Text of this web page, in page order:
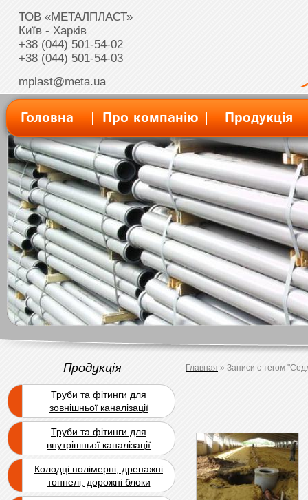
ТОВ «МЕТАЛПЛАСТ»
Київ - Харків
+38 (044) 501-54-02
+38 (044) 501-54-03
mplast@meta.ua
Головна Про компанію Продукція
Главная » Записи с тегом
Продукція
Труби та фітинги для
зовнішньої каналізації
Труби та фітинги для
внутрішньої каналізації
Колодці полімерні, дренажні
тоннелі, дорожні блоки